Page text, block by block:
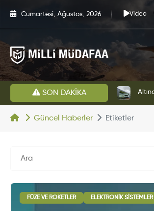
Cumartesi, Ağustos, 2026 Video
SON DAKİKA
Güncel Haberler Etiketler
FÜZE VE ROKETLER ELEKTRONIK SISTEMLER